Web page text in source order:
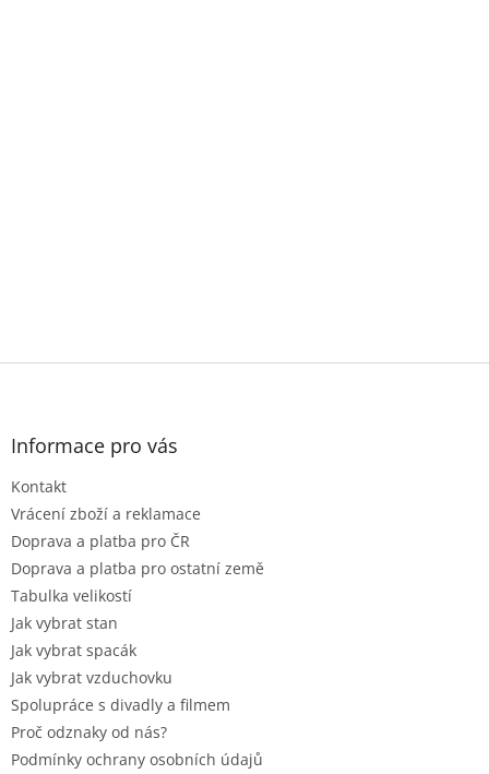
Z
Informace pro vás
Kontakt
Vrácení zboží a reklamace
Doprava a platba pro ČR
Doprava a platba pro ostatní země
Tabulka velikostí
Jak vybrat stan
Jak vybrat spacák
Jak vybrat vzduchovku
Spolupráce s divadly a filmem
Proč odznaky od nás?
Podmínky ochrany osobních údajů